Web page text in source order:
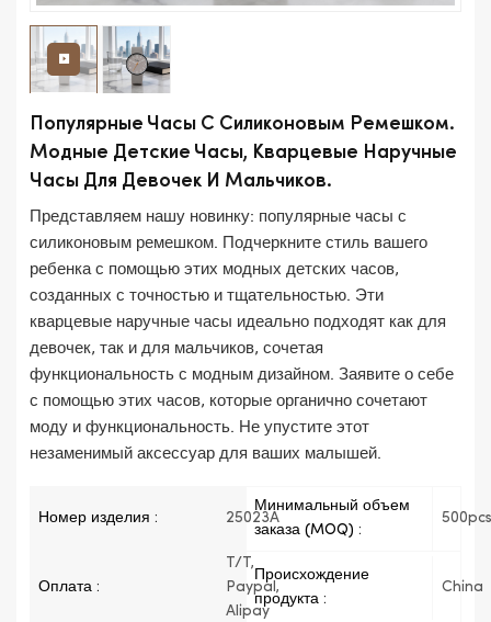
Популярные Часы С Силиконовым Ремешком.
Модные Детские Часы, Кварцевые Наручные
Часы Для Девочек И Мальчиков.
Представляем нашу новинку: популярные часы с
силиконовым ремешком. Подчеркните стиль вашего
ребенка с помощью этих модных детских часов,
созданных с точностью и тщательностью. Эти
кварцевые наручные часы идеально подходят как для
девочек, так и для мальчиков, сочетая
функциональность с модным дизайном. Заявите о себе
с помощью этих часов, которые органично сочетают
моду и функциональность. Не упустите этот
незаменимый аксессуар для ваших малышей.
Номер изделия : 25023A
Минимальный объем
заказа (MOQ) :
500pcs
Оплата :
T/T,
Paypal,
Alipay
Происхождение
продукта :
China